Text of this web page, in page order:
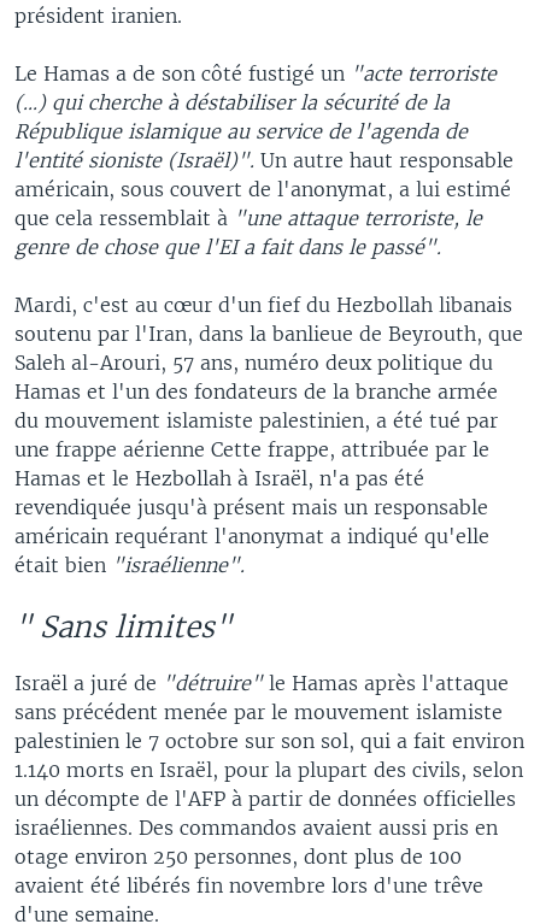
président iranien.
Le Hamas a de son côté fustigé un "acte terroriste
(...) qui cherche à déstabiliser la sécurité de la
République islamique au service de l'agenda de
l'entité sioniste (Israël)". Un autre haut responsable
américain, sous couvert de l'anonymat, a lui estimé
que cela ressemblait à "une attaque terroriste, le
genre de chose que l'EI a fait dans le passé".
Mardi, c'est au cœur d'un fief du Hezbollah libanais
soutenu par l'Iran, dans la banlieue de Beyrouth, que
Saleh al-Arouri, 57 ans, numéro deux politique du
Hamas et l'un des fondateurs de la branche armée
du mouvement islamiste palestinien, a été tué par
une frappe aérienne Cette frappe, attribuée par le
Hamas et le Hezbollah à Israël, n'a pas été
revendiquée jusqu'à présent mais un responsable
américain requérant l'anonymat a indiqué qu'elle
était bien "israélienne".
" Sans limites"
Israël a juré de "détruire"le Hamas après l'attaque
sans précédent menée par le mouvement islamiste
palestinien le 7 octobre sur son sol, qui a fait environ
1.140 morts en Israël, pour la plupart des civils, selon
un décompte de l'AFP à partir de données officielles
israéliennes. Des commandos avaient aussi pris en
otage environ 250 personnes, dont plus de 100
avaient été libérés fin novembre lors d'une trêve
d'une semaine.